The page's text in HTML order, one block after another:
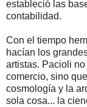
estableció las
contabilidad.
Con el tiempo
hacían los
artistas. Pacioli
comercio, sino
cosmología y la
sola cosa... la